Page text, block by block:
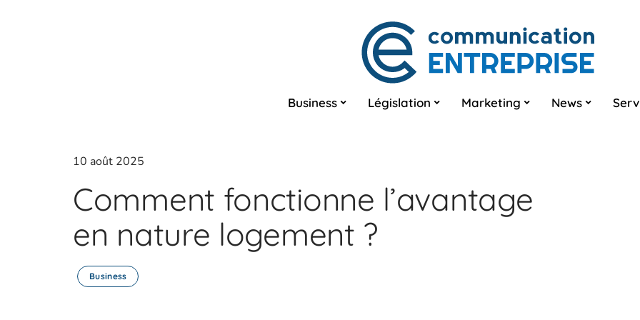
Business Législation Marketing News
10 août 2025
Comment fonctionne l’avantage
en nature logement ?
Business